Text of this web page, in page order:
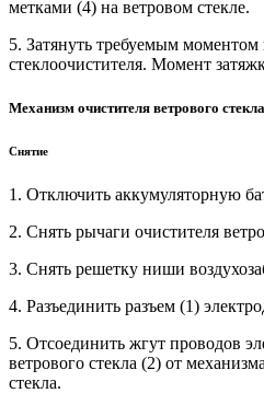
метками (4) на ветровом стекле.
5. Затянуть требуемым
стеклоочистителя. Момент
Механизм очистителя ветрового стекла
Снятие
1. Отключить аккумуляторную
2. Снять рычаги очистителя
3. Снять решетку ниши
4. Разъединить разъем (1)
5. Отсоединить жгут проводов
ветрового стекла (2) от
стекла.